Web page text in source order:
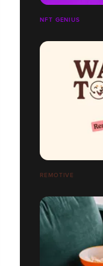
NFT GENIUS
REMOTIVE